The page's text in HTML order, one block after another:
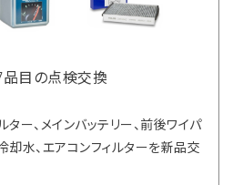
品目の点検交換
ター、メインバッテリー、前後ワイパ
却水、エアコンフィルターを新品交